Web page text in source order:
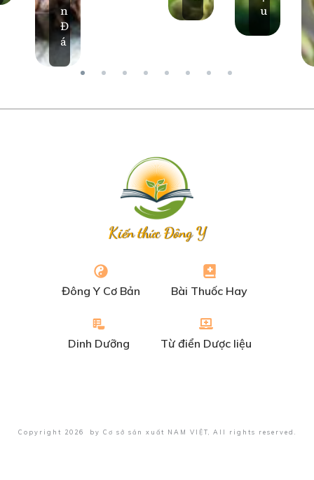
n
Đ
á
u
Kiến thức Đông Y
Đông Y Cơ Bản Bài Thuốc Hay
Dinh Dưỡng Từ điển Dược liệu
Copyright 2026 by Cơ sở sản xuất NAM VIỆT , All rights reserved.